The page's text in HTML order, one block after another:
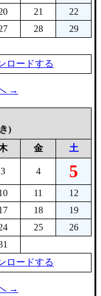
21
22
28
29
ロードする
→
)
金 土
3 4 5
11
12
18
19
25
26
ロードする
→